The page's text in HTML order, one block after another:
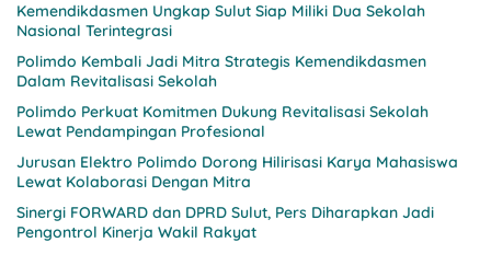
Kemendikdasmen Ungkap Sulut Siap Miliki Dua Sekolah
Nasional Terintegrasi
Polimdo Kembali Jadi Mitra Strategis Kemendikdasmen
Dalam Revitalisasi Sekolah
Polimdo Perkuat Komitmen Dukung Revitalisasi Sekolah
Lewat Pendampingan Profesional
Jurusan Elektro Polimdo Dorong Hilirisasi Karya Mahasiswa
Lewat Kolaborasi Dengan Mitra
Sinergi FORWARD dan DPRD Sulut, Pers Diharapkan Jadi
Pengontrol Kinerja Wakil Rakyat